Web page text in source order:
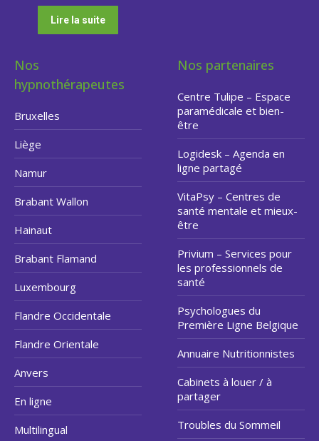
Lire la suite
Nos
hypnothérapeutes
Bruxelles
Liège
Namur
Brabant Wallon
Hainaut
Brabant Flamand
Luxembourg
Flandre Occidentale
Flandre Orientale
Anvers
En ligne
Multilingual
Nos partenaires
Centre Tulipe – Espace
paramédicale et bien-
être
Logidesk – Agenda en
ligne partagé
VitaPsy – Centres de
santé mentale et mieux-
être
Privium – Services pour
les professionnels de
santé
Psychologues du
Première Ligne Belgique
Annuaire Nutritionnistes
Cabinets à louer / à
partager
Troubles du Sommeil